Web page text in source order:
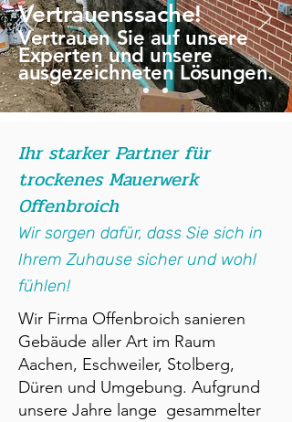
Vertrauenssache!
Vertrauen Sie auf unsere
Experten und unsere
ausgezeichneten Lösungen.
Ihr starker Partner für
trockenes Mauer­werk
Offenbroich
Wir sorgen dafür, dass Sie sich in
Ihrem Zuhause sicher und wohl
fühlen!
Wir Firma Offenbroich sanieren
Gebäude aller Art im Raum
Aachen, Eschweiler, Stolberg,
Düren und Umgebung. Aufgrund
unsere Jahre lange gesammelter